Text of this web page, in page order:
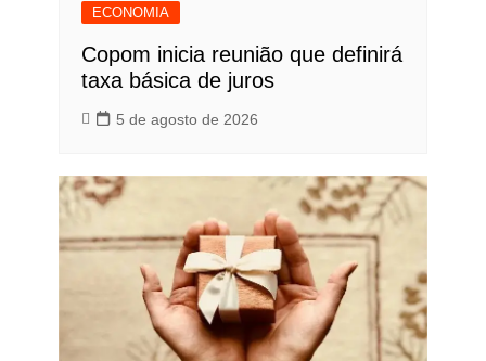
ECONOMIA
Copom inicia reunião que definirá
taxa básica de juros
5 de agosto de 2026